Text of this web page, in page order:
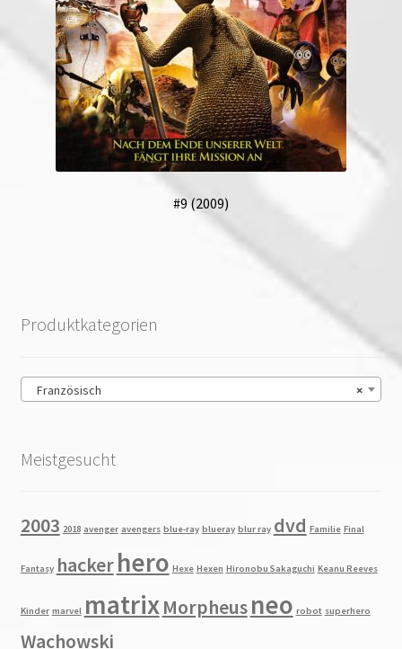
#9 (2009)
Produktkategorien
×
Französisch
Meistgesucht
2003 2018 avenger avengers blue-ray blueray blur ray dvd Familie Final
Fantasy hackerhero Hexe Hexen Hironobu Sakaguchi Keanu Reeves
Kinder marvel matrixMorpheusneo robot superhero
Wachowski